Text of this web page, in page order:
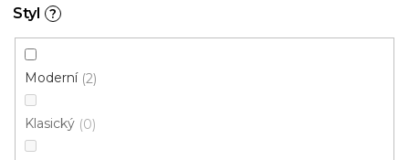
Styl ?
Moderní 2
Klasický 0
nových produktech na našem e-shopu.
E-mail
Přihlášením souhlasíte se
údajů